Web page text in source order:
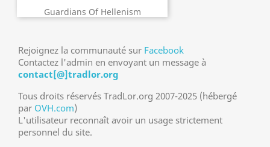
Guardians Of Hellenism
Rejoignez la communauté sur Facebook
Contactez l'admin en envoyant un message à
contact[@]tradlor.org
Tous droits réservés TradLor.org 2007-2025 (hébergé
par OVH.com)
L'utilisateur reconnaît avoir un usage strictement
personnel du site.